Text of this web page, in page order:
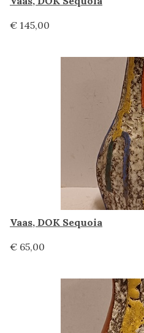
€ 145,00
Vaas, DOK Sequoia
€ 65,00